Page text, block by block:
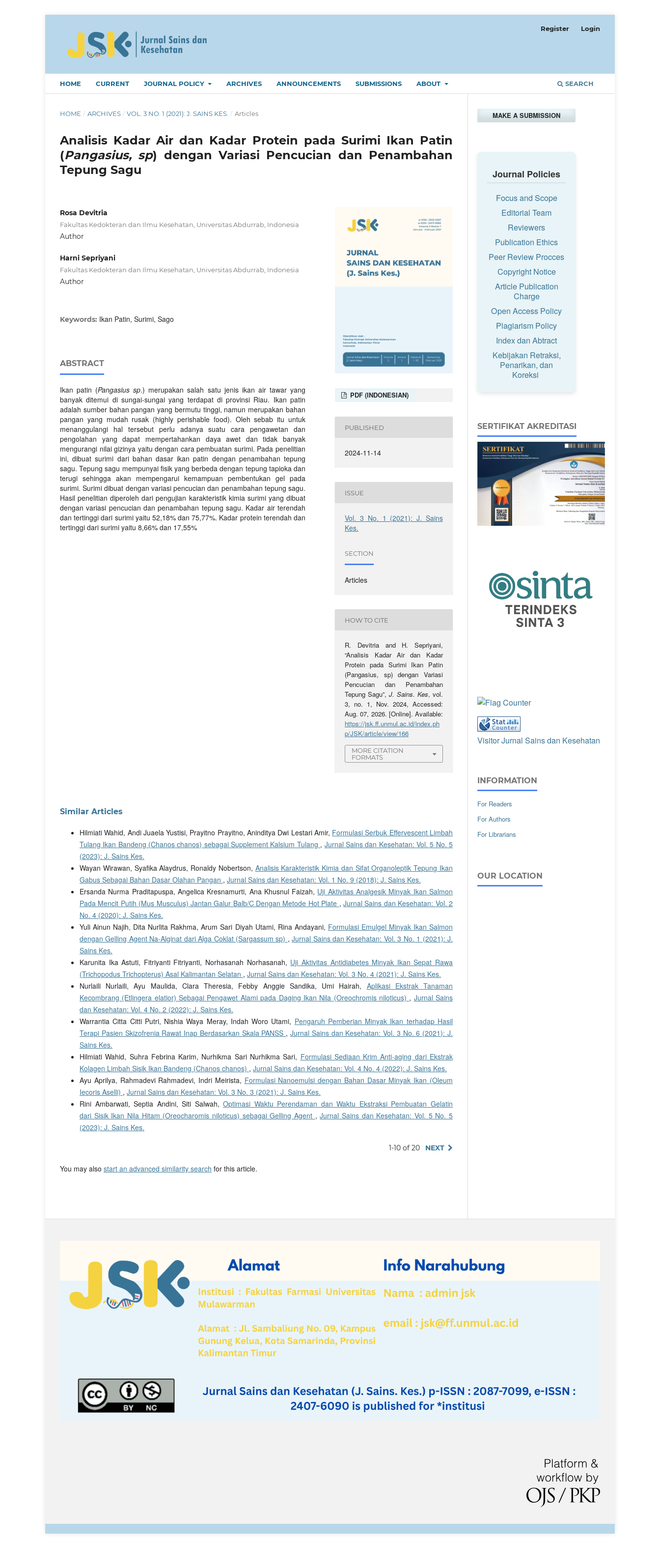
HOME CURRENT JOURNAL POLICY ARCHIVES ANNOUNCEMENTS SUBMISSIONS ABOUT SEARCH
Register Login
HOME / ARCHIVES / VOL. 3 NO. 1 (2021): J. SAINS KES. / Articles
Analisis Kadar Air dan Kadar Protein pada Surimi Ikan Patin
(Pangasius, sp) dengan Variasi Pencucian dan Penambahan
Tepung Sagu
Rosa Devitria
Fakultas Kedokteran dan Ilmu Kesehatan, Universitas Abdurrab, Indonesia
Author
Harni Sepriyani
Fakultas Kedokteran dan Ilmu Kesehatan, Universitas Abdurrab, Indonesia
Author
Keywords: Ikan Patin, Surimi, Sago
ABSTRACT
Ikan patin (Pangasius sp.) merupakan salah satu jenis ikan air tawar yang
banyak ditemui di sungai-sungai yang terdapat di provinsi Riau. Ikan patin
adalah sumber bahan pangan yang bermutu tinggi, namun merupakan bahan
pangan yang mudah rusak (highly perishable food). Oleh sebab itu untuk
menanggulangi hal tersebut perlu adanya suatu cara pengawetan dan
pengolahan yang dapat mempertahankan daya awet dan tidak banyak
mengurangi nilai gizinya yaitu dengan cara pembuatan surimi. Pada penelitian
ini, dibuat surimi dari bahan dasar ikan patin dengan penambahan tepung
sagu. Tepung sagu mempunyai fisik yang berbeda dengan tepung tapioka dan
terugi sehingga akan mempengarui kemampuan pembentukan gel pada
surimi. Surimi dibuat dengan variasi pencucian dan penambahan tepung sagu.
Hasil penelitian diperoleh dari pengujian karakteristik kimia surimi yang dibuat
dengan variasi pencucian dan penambahan tepung sagu. Kadar air terendah
dan tertinggi dari surimi yaitu 52,18% dan 75,77%. Kadar protein terendah dan
tertinggi dari surimi yaitu 8,66% dan 17,55%
PDF (INDONESIAN)
PUBLISHED
2024-11-14
ISSUE
Vol. 3 No. 1 (2021): J. Sains
Kes.
SECTION
Articles
HOW TO CITE
R. Devitria and H. Sepriyani,
“Analisis Kadar Air dan Kadar
Protein pada Surimi Ikan Patin
(Pangasius, sp) dengan Variasi
Pencucian dan Penambahan
Tepung Sagu”,J. Sains. Kes, vol.
3, no. 1, Nov. 2024, Accessed:
Aug. 07, 2026. [Online]. Available:
https://jsk.ff.unmul.ac.id/index.ph
p/JSK/article/view/166
MORE CITATION
FORMATS
Similar Articles
Hilmiati Wahid, Andi Juaela Yustisi, Prayitno Prayitno, Aninditya Dwi Lestari Amir, Formulasi Serbuk Effervescent Limbah
Tulang Ikan Bandeng (Chanos chanos) sebagai Supplement Kalsium Tulang , Jurnal Sains dan Kesehatan: Vol. 5 No. 5
(2023): J. Sains Kes.
Wayan Wirawan, Syafika Alaydrus, Ronaldy Nobertson, Analisis Karakteristik Kimia dan Sifat Organoleptik Tepung Ikan
Gabus Sebagai Bahan Dasar Olahan Pangan , Jurnal Sains dan Kesehatan: Vol. 1 No. 9 (2018): J. Sains Kes.
Ersanda Nurma Praditapuspa, Angelica Kresnamurti, Ana Khusnul Faizah, Uji Aktivitas Analgesik Minyak Ikan Salmon
Pada Mencit Putih (Mus Musculus) Jantan Galur Balb/C Dengan Metode Hot Plate ,Jurnal Sains dan Kesehatan: Vol. 2
No. 4 (2020): J. Sains Kes.
Yuli Ainun Najih, Dita Nurlita Rakhma, Arum Sari Diyah Utami, Rina Andayani, Formulasi Emulgel Minyak Ikan Salmon
dengan Gelling Agent Na-Alginat dari Alga Coklat (Sargassum sp) ,Jurnal Sains dan Kesehatan: Vol. 3 No. 1 (2021): J.
Sains Kes.
Karunita Ika Astuti, Fitriyanti Fitriyanti, Norhasanah Norhasanah, Uji Aktivitas Antidiabetes Minyak Ikan Sepat Rawa
(Trichopodus Trichopterus) Asal Kalimantan Selatan , Jurnal Sains dan Kesehatan: Vol. 3 No. 4 (2021): J. Sains Kes.
Nurlaili Nurlaili, Ayu Maulida, Clara Theresia, Febby Anggie Sandika, Umi Hairah, Aplikasi Ekstrak Tanaman
Kecombrang (Etlingera elatior) Sebagai Pengawet Alami pada Daging Ikan Nila (Oreochromis niloticus) , Jurnal Sains
dan Kesehatan: Vol. 4 No. 2 (2022): J. Sains Kes.
Warrantia Citta Citti Putri, Nishia Waya Meray, Indah Woro Utami, Pengaruh Pemberian Minyak Ikan terhadap Hasil
Terapi Pasien Skizofrenia Rawat Inap Berdasarkan Skala PANSS ,Jurnal Sains dan Kesehatan: Vol. 3 No. 6 (2021): J.
Sains Kes.
Hilmiati Wahid, Suhra Febrina Karim, Nurhikma Sari Nurhikma Sari, Formulasi Sediaan Krim Anti-aging dari Ekstrak
Kolagen Limbah Sisik Ikan Bandeng (Chanos chanos) , Jurnal Sains dan Kesehatan: Vol. 4 No. 4 (2022): J. Sains Kes.
Ayu Aprilya, Rahmadevi Rahmadevi, Indri Meirista, Formulasi Nanoemulsi dengan Bahan Dasar Minyak Ikan (Oleum
Iecoris Aselli) , Jurnal Sains dan Kesehatan: Vol. 3 No. 3 (2021): J. Sains Kes.
Rini Ambarwati, Septia Andini, Siti Salwah,Optimasi Waktu Perendaman dan Waktu Ekstraksi Pembuatan Gelatin
dari Sisik Ikan Nila Hitam (Oreocharomis niloticus) sebagai Gelling Agent ,Jurnal Sains dan Kesehatan: Vol. 5 No. 5
(2023): J. Sains Kes.
1-10 of 20 NEXT
You may also start an advanced similarity search for this article.
MAKE A SUBMISSION
Journal Policies
Focus and Scope
Editorial Team
Reviewers
Publication Ethics
Peer Review Procces
Copyright Notice
Article Publication
Charge
Open Access Policy
Plagiarism Policy
Index dan Abtract
Kebijakan Retraksi,
Penarikan, dan
Koreksi
SERTIFIKAT AKREDITASI
Visitor Jurnal Sains dan Kesehatan
INFORMATION
For Readers
For Authors
For Librarians
OUR LOCATION